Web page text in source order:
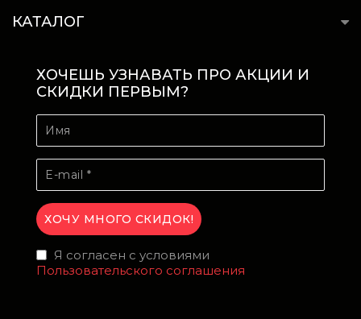
КАТАЛОГ
ХОЧЕШЬ УЗНАВАТЬ ПРО АКЦИИ И
СКИДКИ ПЕРВЫМ?
Я согласен с условиями
Пользовательского соглашения